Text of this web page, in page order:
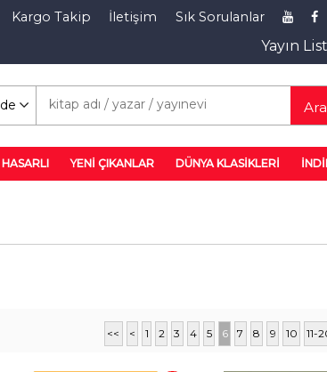
Kargo Takip İletişim Sık Sorulanlar
Yayın
Ara
HASARLI YENİ ÇIKANLAR DÜNYA KLASİKLERİ
<< < 1 2 3 4 5 6 7 8 9 10 11-